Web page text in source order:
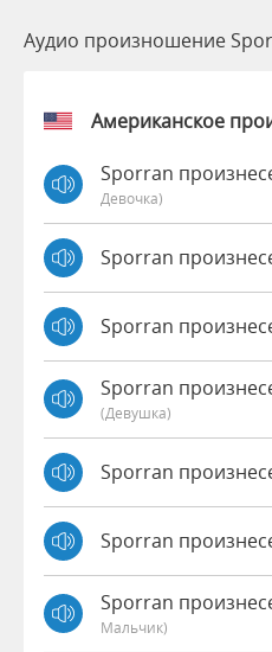
Аудио произношение
Американское
Sporran
Девочка)
Sporran
Sporran
Sporran
(девушка)
Sporran
Sporran
Sporran
Мальчик)